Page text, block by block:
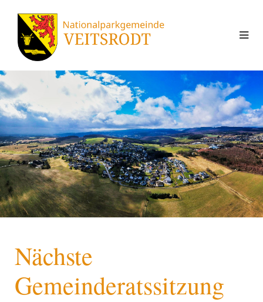
Nächste
Gemeinderatssitzung